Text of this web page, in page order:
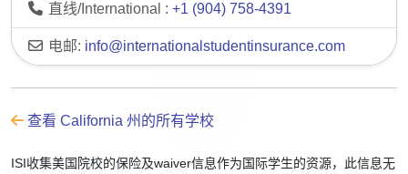
直线/International : +1 (904) 758-4391
电邮: info@internationalstudentinsurance.com
查看 California 州的所有学校
ISI收集美国院校的保险及waiver信息作为国际学生的资源，此信息无